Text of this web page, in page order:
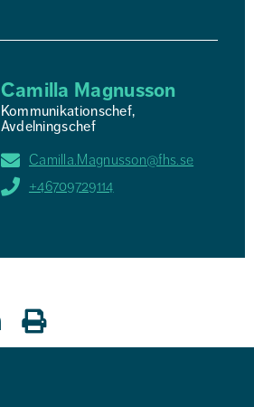
Camilla Magnusson
Kommunikationschef,
Avdelningschef
Camilla.Magnusson@fhs.se
+46709729114